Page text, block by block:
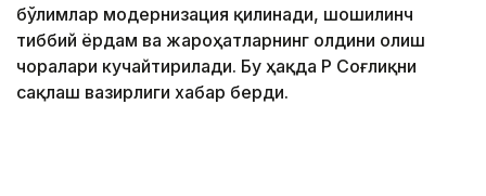
бўлимлар модернизация қилинади, шошилинч
тиббий ёрдам ва жароҳатларнинг олдини олиш
чоралари кучайтирилади. Бу ҳақда ҚР Соғлиқни
сақлаш вазирлиги хабар берди.